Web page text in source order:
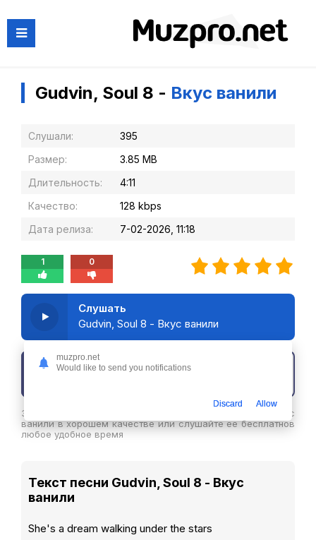
Gudvin, Soul 8 - Вкус ванили
Слушали:
395
Размер:
3.85 MB
Длительность:
4:11
Качество:
128 kbps
Дата релиза:
7-02-2026, 11:18
1 0
Слушать
Gudvin, Soul 8 - Вкус ванили
Скачать трек
Здесь вы можете скачать песню Gudvin, Soul 8 - Вкус
ванили в хорошем качестве или слушайте ее бесплатнов
любое удобное время
Текст песни Gudvin, Soul 8 - Вкус
ванили
She's a dream walking under the stars
muzpro.net
Would like to send you notifications
Discard Allow